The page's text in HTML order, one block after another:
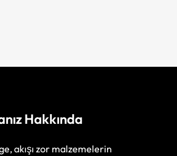
Hakkında
akışı zor malzemelerin